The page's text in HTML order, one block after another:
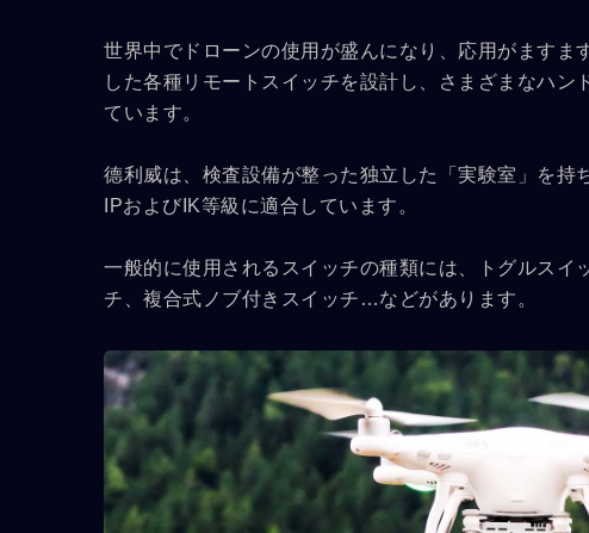
世界中でドローンの使用が盛んになり、応用がます
した各種リモートスイッチを設計し、さまざまなハ
ています。
德利威は、検査設備が整った独立した「実験室」を
IPおよびIK等級に適合しています。
一般的に使用されるスイッチの種類には、トグルス
チ、複合式ノブ付きスイッチ…などがあります。